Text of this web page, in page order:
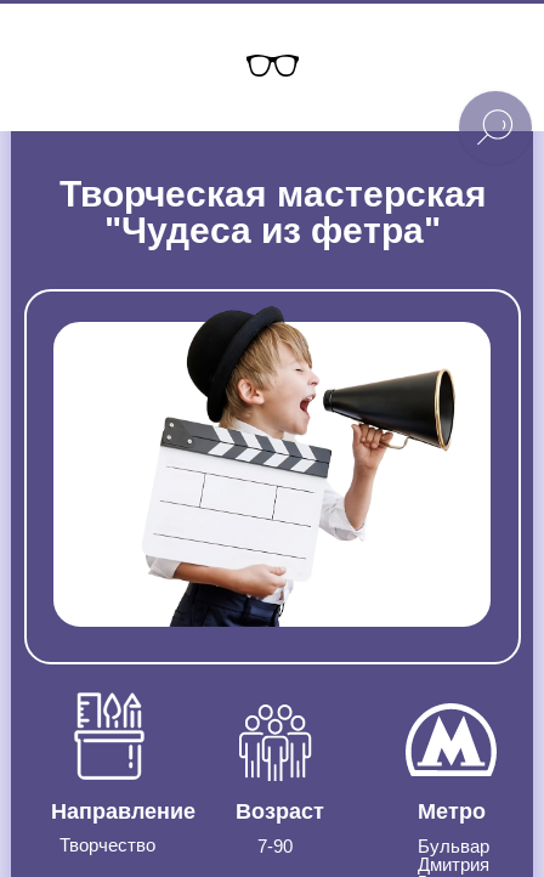
Творческая мастерская
"Чудеса из фетра"
Направление
Творчество
Возраст
7-90
Метро
Бульвар
Дмитрия